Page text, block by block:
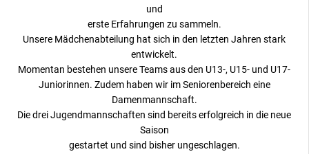
und
erste Erfahrungen zu sammeln.
Unsere Mädchenabteilung hat sich in den letzten Jahren stark
entwickelt.
Momentan bestehen unsere Teams aus den U13-, U15- und U17-
Juniorinnen. Zudem haben wir im Seniorenbereich eine
Damenmannschaft.
Die drei Jugendmannschaften sind bereits erfolgreich in die neue
Saison
gestartet und sind bisher ungeschlagen.